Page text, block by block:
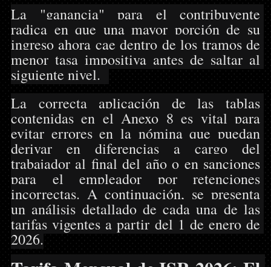
La "ganancia" para el contribuyente
radica en que una mayor porción de su
ingreso ahora cae dentro de los tramos de
menor tasa impositiva antes de saltar al
siguiente nivel.
La correcta aplicación de las tablas
contenidas en el Anexo 8 es vital para
evitar errores en la nómina que puedan
derivar en diferencias a cargo del
trabajador al final del año o en sanciones
para el empleador por retenciones
incorrectas. A continuación, se presenta
un análisis detallado de cada una de las
tarifas vigentes a partir del 1 de enero de
2026.